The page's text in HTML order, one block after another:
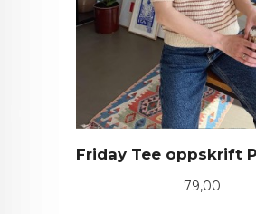
Friday Tee oppskrift
Pris
79,00